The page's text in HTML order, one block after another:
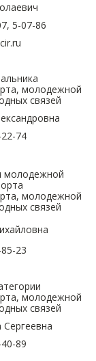
5-07-86
молодежной
связей
74
молодежной
молодежной
связей
23
молодежной
связей
89